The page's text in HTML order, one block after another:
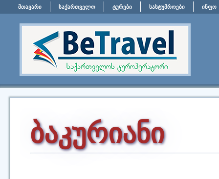
მთავარი საქართველო ტურები სასტუმროები ინფო
ბაკურიანი